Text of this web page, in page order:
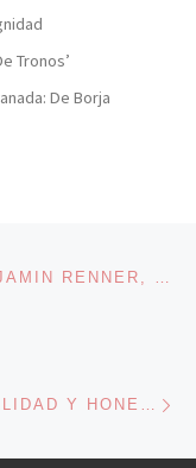
Tronos’
De Borja
ERNEST & CÉLESTINE DE BENJAMIN RENNER, STÉPHANE AUBIER, VINCENT PATAR